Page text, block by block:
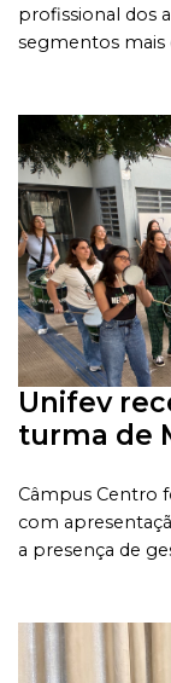
profissional dos
segmentos mais
Unifev
turma de
Câmpus Centro
com
a presença de